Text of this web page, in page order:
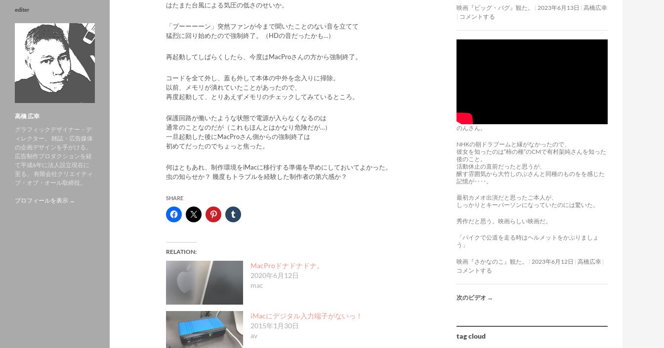
はたまた台風による気圧の低さのせいか。
「ブーーーーン」突然ファンが今まで聞いたことのない音を立てて
猛烈に回り始めたので強制終了。（HDの音だったかも…）
再起動してしばらくしたら、今度はMacProさんの方から強制終了。
コードを全て外し、蓋も外して本体の中外を念入りに掃除。
以前、メモリが潰れていたことがあったので、
再度起動して、とりあえずメモリのチェックしてみているところ。
保護回路が働いたような状態で電源が入らなくなるのは
通常のことなのだが（これもほんとはかなり危険だが…）
一旦起動した後にMacProさん側からの強制終了は
初めてだったのでちょっと焦った。
何はともあれ、制作環境をiMacに移行する準備を早めにしておいてよかった。
虫の知らせか？ 幾度もトラブルを経験した制作者の第六感か？
SHARE
RELATION
MacProドナドナドナ。
2020年6月12日
mac
iMacにデジタル入力端子がないっ！
2015年1月30日
av
映画『ビッグ・バグ』観た。 2023年6月13日
高橋広幸
コメントする
のんさん。
NHKの朝ドラブームと縁がなかったので、
彼女を知ったのは“柿の種”のCMで有村架純さんを知った
後のこと。
活動休止の直前だったと思うが、
醸す雰囲気から大竹しのぶさんと同種のものをを感じた
記憶が‥‥。
最初カメオ出演だと思ったご本人が、
しっかりとキーパーソンになっていたのには驚いた。
秀作だと思う。映画らしい映画だ。
「バイクで公道を走る時はヘルメットをかぶりましょ
う」
映画『さかなのこ』観た。 2023年6月12日
高橋広幸
コメントする
次のビデオ →
tag cloud
editer
高橋 広幸
グラフィックデザイナー・デ
ィレクター。 雑誌・広告媒体
の企画デザインを手がける。
広告制作プロダクションを経
て平成6年に法人設立現在に
至る。 有限会社クリエイティ
ブ・オブ・オール取締役。
プロフィールを表示 →